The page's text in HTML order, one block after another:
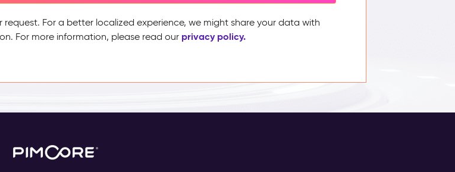
For a better localized experience, we might share your data with
For more information, please read our privacy policy.